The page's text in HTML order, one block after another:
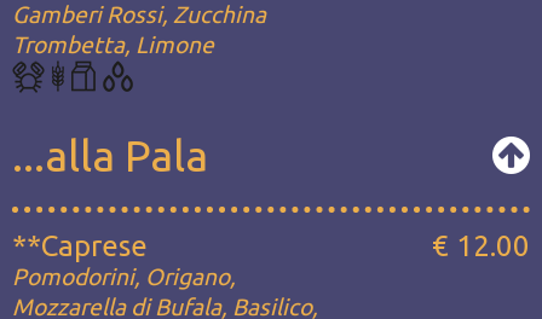
Gamberi Rossi, Zucchina
Trombetta, Limone
...alla Pala
**Caprese
Pomodorini, Origano,
Mozzarella di Bufala, Basilico,
€ 12.00